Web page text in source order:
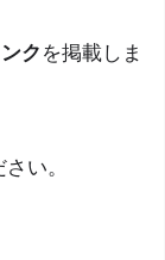
クを掲載しま
い。